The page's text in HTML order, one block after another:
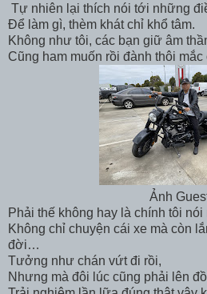
Tự nhiên lại thích nói tới những
Để làm gì, thèm khát chỉ khổ tâm.
Không như tôi, các bạn giữ âm
Cũng ham muốn rồi đành thôi
Ảnh
Phải thế không hay là chính tôi
Không chỉ chuyện cái xe mà còn
đời…
Tưởng như chán vứt đi rồi,
Nhưng mà đôi lúc cũng phải lên